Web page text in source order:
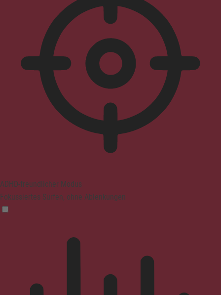
ADHD-freundlicher Modus
Fokussiertes Surfen, ohne Ablenkungen